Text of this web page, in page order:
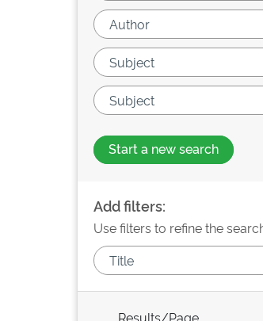
Start a new search
Add filters:
Use filters to refine the
Results/Page